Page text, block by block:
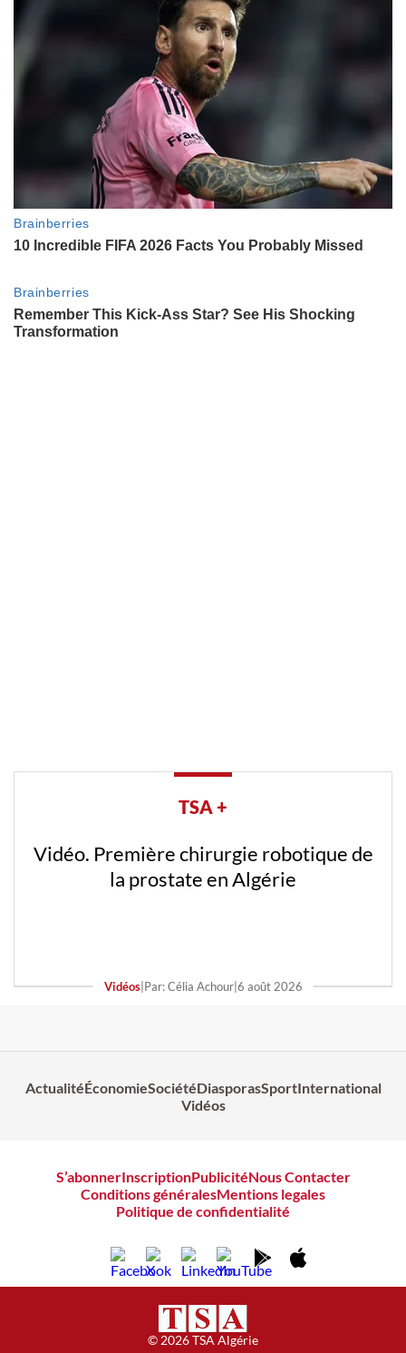
TSA +
Vidéo. Première chirurgie robotique de
la prostate en Algérie
Vidéos| Par: Célia Achour| 6 août 2026
ActualitéÉconomieSociétéDiasporasSportInternational
Vidéos
S’abonnerInscriptionPublicitéNous Contacter
Conditions généralesMentions legales
Politique de confidentialité
© 2026 TSA Algérie